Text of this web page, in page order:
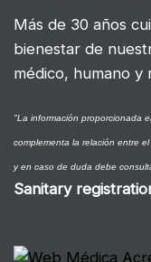
Más de 30 años
bienestar de
médico, humano y
"La información proporcionada
complementa la relación entre
y en caso de duda debe
Sanitary